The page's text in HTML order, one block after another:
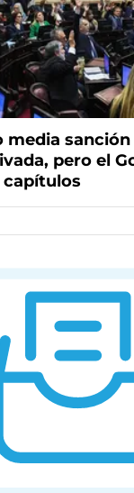
media
pero el
capítulos